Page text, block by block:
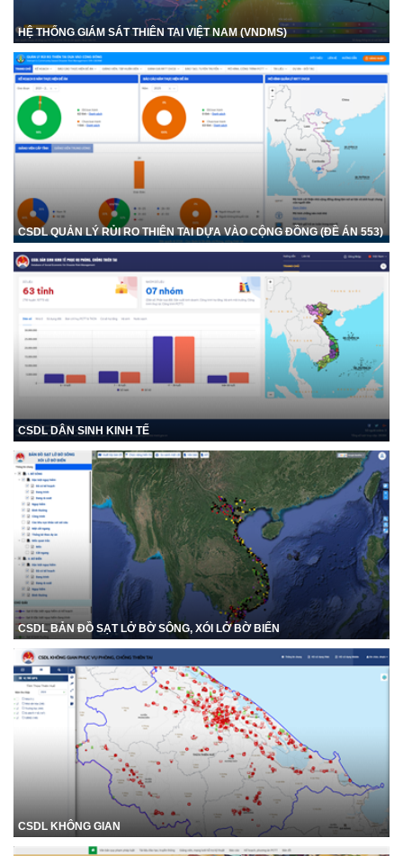
HỆ THỐNG GIÁM SÁT THIÊN TAI VIỆT NAM (VNDMS)
CSDL QUẢN LÝ RỦI RO THIÊN TAI DỰA VÀO CỘNG ĐỒNG (ĐỀ ÁN 553)
CSDL DÂN SINH KINH TẾ
CSDL BẢN ĐỒ SẠT LỞ BỜ SÔNG, XÓI LỞ BỜ BIỂN
CSDL KHÔNG GIAN